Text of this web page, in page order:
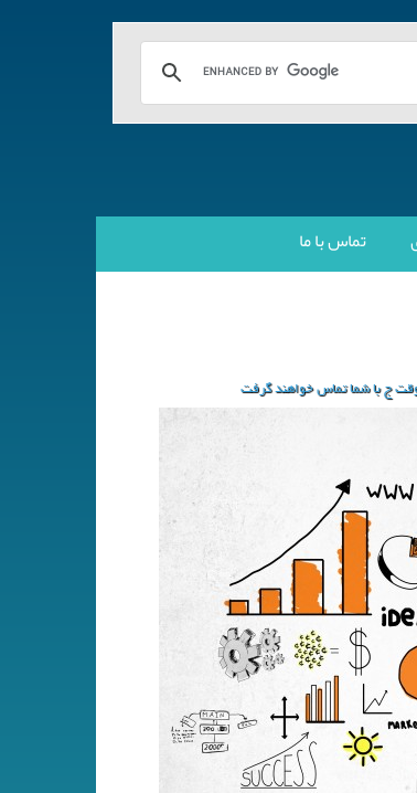
تماس با ما
وقت ج با شما تماس خواهند گرفت